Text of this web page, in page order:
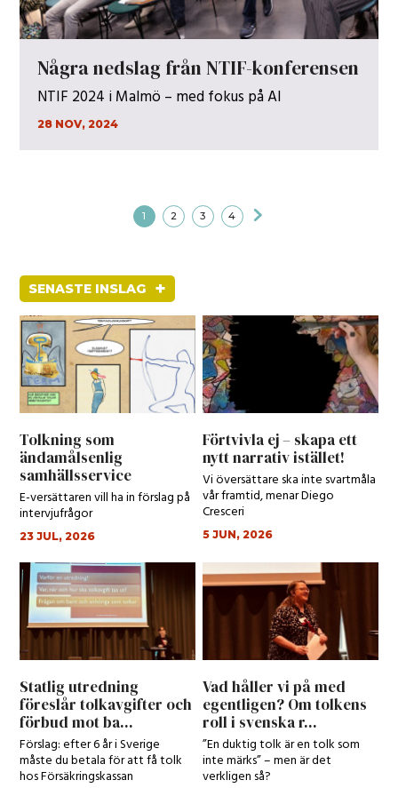
Några nedslag från NTIF-konferensen
NTIF 2024 i Malmö – med fokus på AI
28 NOV, 2024
1 2 3 4
SENASTE INSLAG +
Tolkning som
ändamålsenlig
samhällsservice
E-versättaren vill ha in förslag på
intervjufrågor
23 JUL, 2026
Förtvivla ej – skapa ett
nytt narrativ istället!
Vi översättare ska inte svartmåla
vår framtid, menar Diego
Cresceri
5 JUN, 2026
Statlig utredning
föreslår tolkavgifter och
förbud mot ba...
Förslag: efter 6 år i Sverige
måste du betala för att få tolk
hos Försäkringskassan
Vad håller vi på med
egentligen? Om tolkens
roll i svenska r...
”En duktig tolk är en tolk som
inte märks” – men är det
verkligen så?